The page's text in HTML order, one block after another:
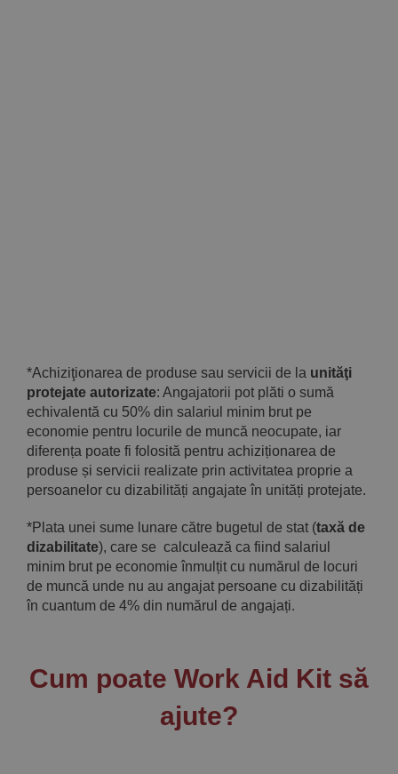
*Achiziţionarea de produse sau servicii de la unităţi
protejate autorizate: Angajatorii pot plăti o sumă
echivalentă cu 50% din salariul minim brut pe
economie pentru locurile de muncă neocupate, iar
diferența poate fi folosită pentru achiziționarea de
produse și servicii realizate prin activitatea proprie a
persoanelor cu dizabilități angajate în unități protejate.
*Plata unei sume lunare către bugetul de stat (taxă de
dizabilitate), care se calculează ca fiind salariul
minim brut pe economie înmulțit cu numărul de locuri
de muncă unde nu au angajat persoane cu dizabilități
în cuantum de 4% din numărul de angajați.
Cum poate Work Aid Kit să
ajute?